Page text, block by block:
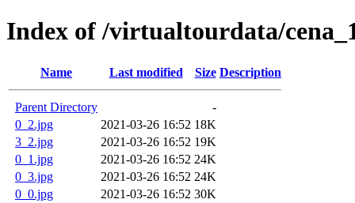
Index of /virtualtourdata/
Name Last modified Size Description
Parent Directory
-
0_2.jpg
2021-03-26 16:52 18K
3_2.jpg
2021-03-26 16:52 19K
0_1.jpg
2021-03-26 16:52 24K
0_3.jpg
2021-03-26 16:52 24K
0_0.jpg
2021-03-26 16:52 30K